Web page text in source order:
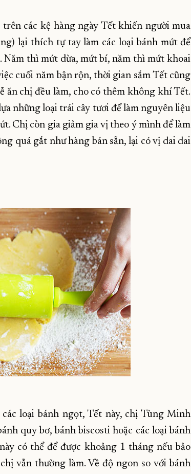
các kệ hàng ngày Tết khiến người mua
lại thích tự tay làm các loại bánh mứt để
thì mứt dừa, mứt bí, năm thì mứt khoai
cuối năm bận rộn, thời gian sắm Tết cũng
ăn chị đều làm, cho có thêm không khí Tết.
những loại trái cây tươi để làm nguyên liệu
Chị còn gia giảm gia vị theo ý mình để làm
quá gắt như hàng bán sẵn, lại có vị dai dai
loại bánh ngọt, Tết này, chị Tùng Minh
quy bơ, bánh biscosti hoặc các loại bánh
có thể để được khoảng 1 tháng nếu bảo
vẫn thường làm. Về độ ngon so với bánh